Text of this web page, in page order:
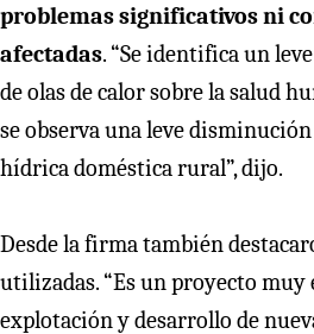
problemas significativos ni
afectadas. “Se identifica un
de olas de calor sobre la salud
se observa una leve
hídrica doméstica rural”, dijo.
Desde la firma también
utilizadas. “Es un proyecto muy
explotación y desarrollo de